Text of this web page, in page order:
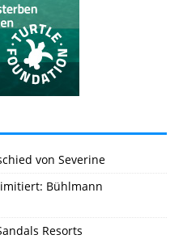
von Severine
Bühlmann
Resorts